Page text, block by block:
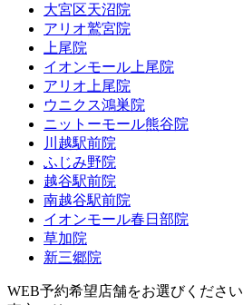
大宮区天沼院
アリオ鷲宮院
上尾院
イオンモール上尾院
アリオ上尾院
ウニクス鴻巣院
ニットーモール熊谷院
川越駅前院
ふじみ野院
越谷駅前院
南越谷駅前院
イオンモール春日部院
草加院
新三郷院
WEB予約希望店舗をお選びください